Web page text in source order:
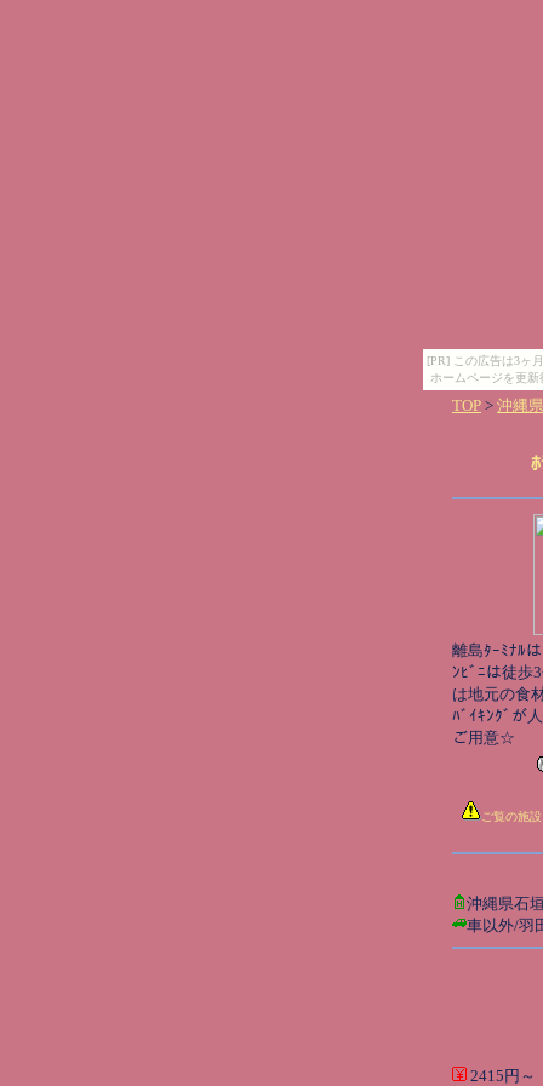
[PR] この広告は3ヶ
ホームページを更
TOP > 沖縄県
離島ﾀｰﾐﾅﾙ
ﾝﾋﾞﾆは徒歩
は地元の食
ﾊﾞｲｷﾝｸﾞが
ご用意☆
ご覧の施
沖縄県石
車以外/羽
2415円～